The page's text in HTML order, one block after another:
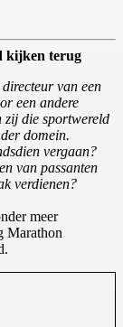
kijken terug
van een
een andere
zij die sportwereld
domein.
vergaan?
van passanten
verdienen?
meer
Marathon